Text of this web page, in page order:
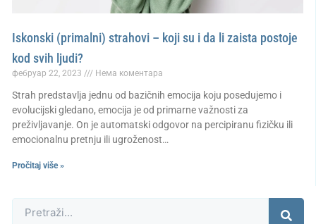
Iskonski (primalni) strahovi – koji su i da li zaista postoje
kod svih ljudi?
фебруар 22, 2023 Нема коментара
Strah predstavlja jednu od bazičnih emocija koju posedujemo i
evolucijski gledano, emocija je od primarne važnosti za
preživljavanje. On je automatski odgovor na percipiranu fizičku ili
emocionalnu pretnju ili ugroženost…
Pročitaj više »